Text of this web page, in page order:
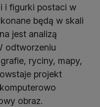
i figurki postaci w
będą w skali
jest analizą
odtworzeniu
ryciny, mapy,
projekt
obraz.